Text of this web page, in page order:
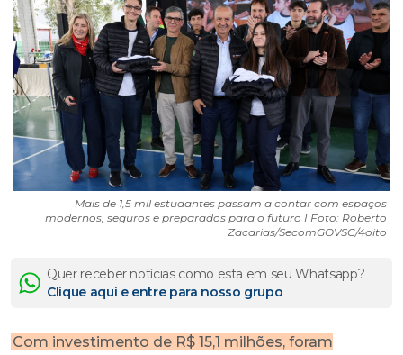
Mais de 1,5 mil estudantes passam a contar com espaços
modernos, seguros e preparados para o futuro I Foto: Roberto
Zacarias/SecomGOVSC/4oito
Quer receber notícias como esta em seu Whatsapp?
Clique aqui e entre para nosso grupo
Com investimento de R$ 15,1 milhões, foram